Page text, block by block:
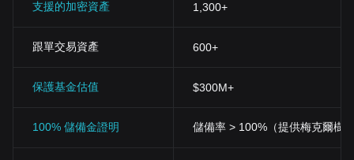
支援的加密資產 1,300+
跟單交易資產 600+
保護基金估值 $300M+
100% 儲備金證明 儲備率 > 100%（提供梅克爾樹